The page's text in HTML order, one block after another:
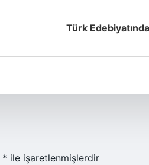
Türk
* ile işaretlenmişlerdir